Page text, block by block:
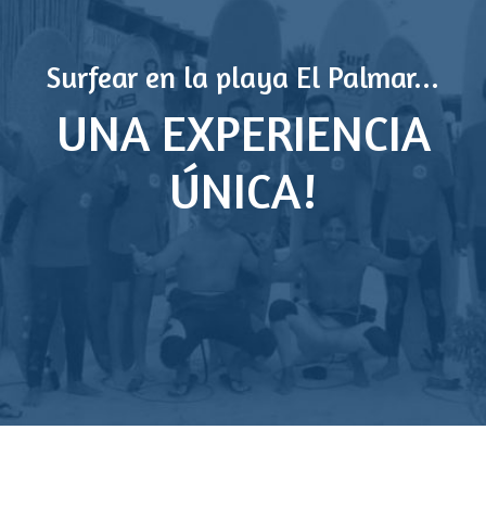
Surfear en la playa El Palmar...
UNA EXPERIENCIA
ÚNICA!